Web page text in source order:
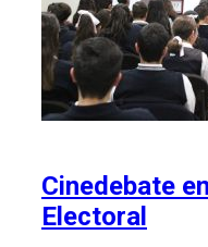
Cinedebate
Electoral